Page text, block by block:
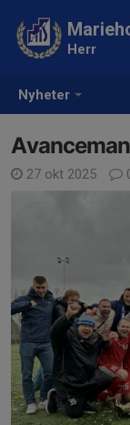
Nyheter
Herr
27 okt 2025